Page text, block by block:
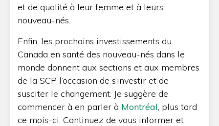
et de qualité à leur femme et à leurs
nouveau-nés.
Enfin, les prochains investissements du
Canada en santé des nouveau-nés dans le
monde donnent aux sections et aux membres
de la SCP l’occasion de s’investir et de
susciter le changement. Je suggère de
commencer à en parler à Montréal, plus tard
ce mois-ci. Continuez de vous informer et